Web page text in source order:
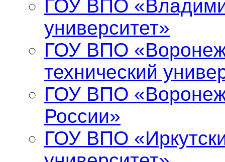
ГОУ ВПО
университет»
ГОУ ВПО
технический
ГОУ ВПО
России»
ГОУ ВПО